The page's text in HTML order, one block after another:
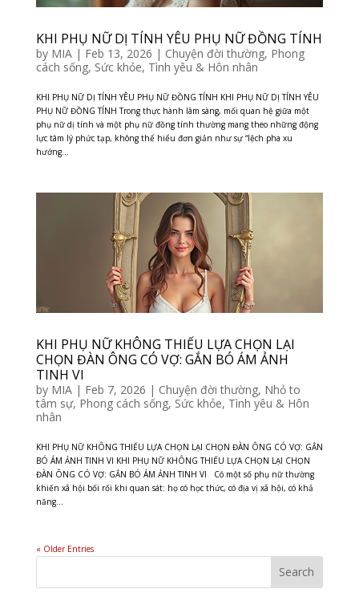
KHI PHỤ NỮ DỊ TÍNH YÊU PHỤ NỮ ĐỒNG TÍNH
by MIA| Feb 13, 2026 | Chuyện đời thường, Phong
cách sống, Sức khỏe, Tình yêu & Hôn nhân
KHI PHỤ NỮ DỊ TÍNH YÊU PHỤ NỮ ĐỒNG TÍNH KHI PHỤ NỮ DỊ TÍNH YÊU
PHỤ NỮ ĐỒNG TÍNH Trong thực hành lâm sàng, mối quan hệ giữa một
phụ nữ dị tính và một phụ nữ đồng tính thường mang theo những động
lực tâm lý phức tạp, không thể hiểu đơn giản như sự “lệch pha xu
hướng...
KHI PHỤ NỮ KHÔNG THIẾU LỰA CHỌN LẠI
CHỌN ĐÀN ÔNG CÓ VỢ: GẮN BÓ ÁM ẢNH
TINH VI
by MIA| Feb 7, 2026 | Chuyện đời thường, Nhỏ to
tâm sự, Phong cách sống, Sức khỏe, Tình yêu & Hôn
nhân
KHI PHỤ NỮ KHÔNG THIẾU LỰA CHỌN LẠI CHỌN ĐÀN ÔNG CÓ VỢ: GẮN
BÓ ÁM ẢNH TINH VI KHI PHỤ NỮ KHÔNG THIẾU LỰA CHỌN LẠI CHỌN
ĐÀN ÔNG CÓ VỢ: GẮN BÓ ÁM ẢNH TINH VI Có một số phụ nữ thường
khiến xã hội bối rối khi quan sát: họ có học thức, có địa vị xã hội, có khả
năng...
« Older Entries